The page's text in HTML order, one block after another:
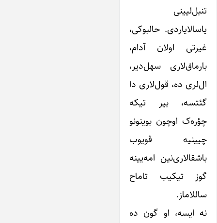
تنبل‌لیینی
یاسالایاردی. حالبوکی،
غیرتی اولان آدام،
بارماق‌لاری سهل‌دیر،
ال‌لری ده، قول‌لاری دا
گئتسه، بیر تیکه
چؤره‌ک اوچون بوینونو
چیینیه قویوب
باشقالاری‌نین امه‌یینه
گوز تیکیب تاماح
ساللاماز.
نه ایسه، او گون ده